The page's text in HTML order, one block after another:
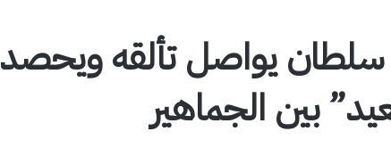
يواصل تألقه ويحصد
بين الجماهير